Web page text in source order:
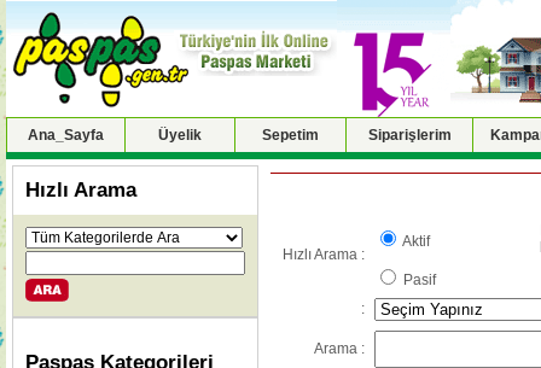
Ana_Sayfa Üyelik Sepetim Siparişlerim
Hızlı Arama
Paspas Kategorileri
Hızlı Arama :
Aktif
Pasif
:
Arama :